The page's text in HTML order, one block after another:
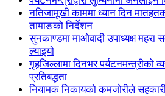
नतिजामूखी काममा ध्यान दिन
तामाङको निर्देशन
सुनकाण्डमा मा‌ओवादी उपाध्यक्ष महरा
ल्याइयो
गृहजिल्लामा दिनभर पर्यटनमन्त्रीको
प्रतिबद्धता
नियामक निकायको कमजोरीले